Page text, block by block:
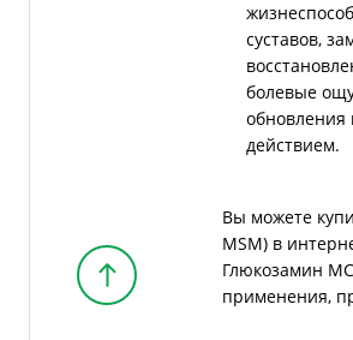
суставов,
болевые
обновления
действием.
Вы можете
MSM) в
Глюкозамин
применения,